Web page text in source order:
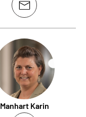
Manhart Karin